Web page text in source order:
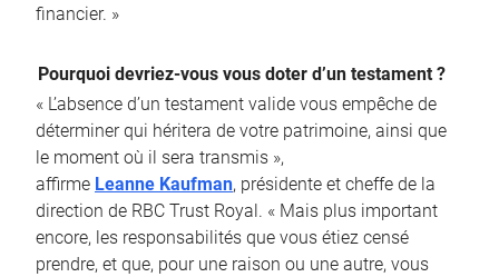
financier. »
Pourquoi devriez-vous vous doter d’un testament ?
« L’absence d’un testament valide vous empêche de
déterminer qui héritera de votre patrimoine, ainsi que
le moment où il sera transmis »,
affirme Leanne Kaufman, présidente et cheffe de la
direction de RBC Trust Royal. « Mais plus important
encore, les responsabilités que vous étiez censé
prendre, et que, pour une raison ou une autre, vous